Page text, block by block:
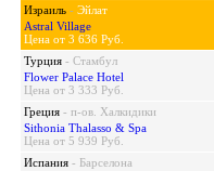
Израиль - Эйлат
Astral Village
Цена от 3 636 Руб.
Турция - Стамбул
Flower Palace Hotel
Цена от 3 333 Руб.
Греция - п-ов. Халкидики
Sithonia Thalasso & Spa
Цена от 5 939 Руб.
Испания - Барселона